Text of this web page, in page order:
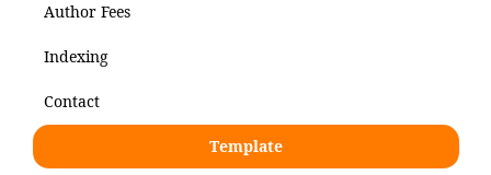
Author Fees
Indexing
Contact
Template